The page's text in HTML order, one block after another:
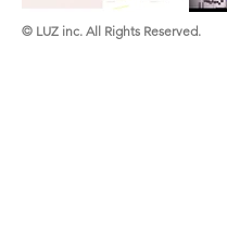
© LUZ inc. All Rights Reserved.